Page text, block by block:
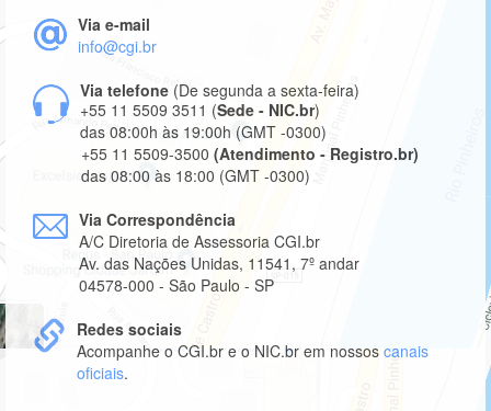
Via e-mail
info@cgi.br
Via telefone (De segunda a sexta-feira)
+55 11 5509 3511 (Sede - NIC.br)
das 08:00h às 19:00h (GMT -0300)
+55 11 5509-3500 (Atendimento - Registro.br)
das 08:00 às 18:00 (GMT -0300)
Via Correspondência
A/C Diretoria de Assessoria CGI.br
Av. das Nações Unidas, 11541, 7º andar
04578-000 - São Paulo - SP
Redes sociais
Acompanhe o CGI.br e o NIC.br em nossos canais
oficiais.